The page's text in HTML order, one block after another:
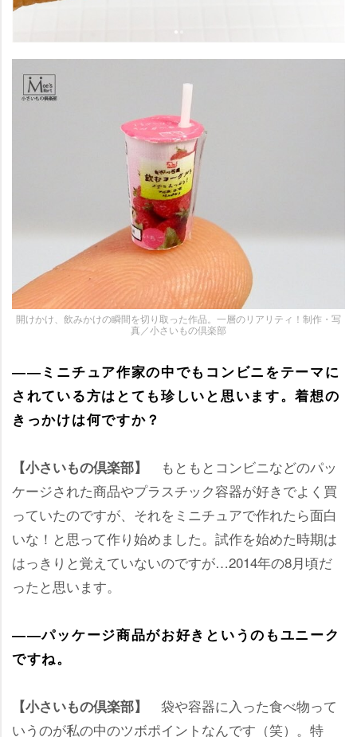
開けかけ、飲みかけの瞬間を切り取った作品。一層のリアリティ！制作・写
真／小さいもの倶楽部
――ミニチュア作家の中でもコンビニをテーマに
されている方はとても珍しいと思います。着想の
きっかけは何ですか？
【小さいもの倶楽部】
もともとコンビニなどのパッ
ケージされた商品やプラスチック容器が好きでよく買
っていたのですが、それをミニチュアで作れたら面白
いな！と思って作り始めました。試作を始めた時期は
はっきりと覚えていないのですが…2014年の8月頃だ
ったと思います。
――パッケージ商品がお好きというのもユニーク
ですね。
【小さいもの倶楽部】
袋や容器に入った食べ物って
いうのが私の中のツボポイントなんです（笑）。特